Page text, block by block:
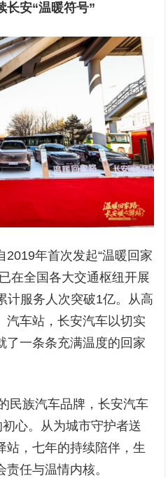
长安“温暖符号”
年首次发起“温暖回家
在全国各大交通枢纽开展
计服务人次突破1亿。从高
汽车站，长安汽车以切实
了一条条充满温度的回家
民族汽车品牌，长安汽车
心。从为城市守护者送
站，七年的持续陪伴，生
任与温情内核。